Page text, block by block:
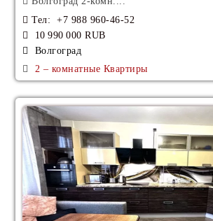
Тел: +7 988 960-46-52
10 990 000 RUB
Волгоград
2 – комнатные Квартиры